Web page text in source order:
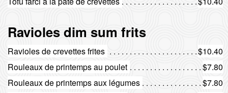
Ravioles dim sum frits
Ravioles de crevettes frites
$10.40
Rouleaux de printemps au poulet
$7.80
Rouleaux de printemps aux légumes
$7.80